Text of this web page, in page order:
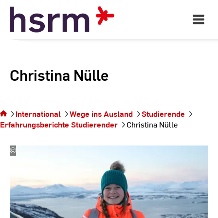
Skip
Content
Open
Main
Christina Nülle
sich auf
der Seite
Nülle
International Wege ins Ausland
Studierende
Erfahrungsberichte Studierender
Christina Nülle
©
Julian
BAERENSTARK.media